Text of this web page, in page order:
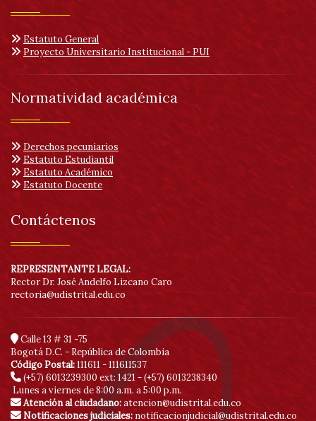
Estatuto General
Proyecto Universitario Institucional - PUI
Normatividad académica
Derechos pecuniarios
Estatuto Estudiantil
Estatuto Académico
Estatuto Docente
Contáctenos
REPRESENTANTE LEGAL:
Rector Dr. José Andelfo Lizcano Caro
rectoria@udistrital.edu.co
Calle 13 # 31 -75
Bogotá D.C. - República de Colombia
Código Postal:111611 - 111611537
(+57) 6013239300 ext: 1421 - (+57) 6013238340
Lunes a viernes de 8:00 a.m. a 5:00 p.m.
Atención al ciudadano:atencion@udistrital.edu.co
Notificaciones judiciales: notificacionjudicial@udistrital.edu.co